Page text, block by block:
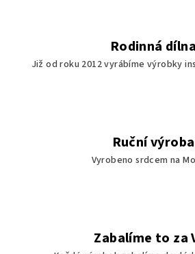
Rodinná dílna
Již od roku 2012 vyrábíme výrobky
Ruční výroba
Vyrobeno srdcem na
Zabalíme to za